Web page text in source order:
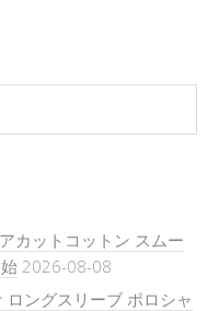
カットコットン スムー
2026-08-08
ロングスリーブ ポロシャ